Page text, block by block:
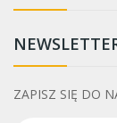
ZAPISZ SIĘ DO